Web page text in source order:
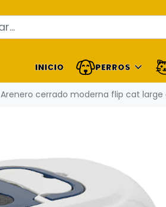
INICIO PERROS
Arenero cerrado moderna flip cat large